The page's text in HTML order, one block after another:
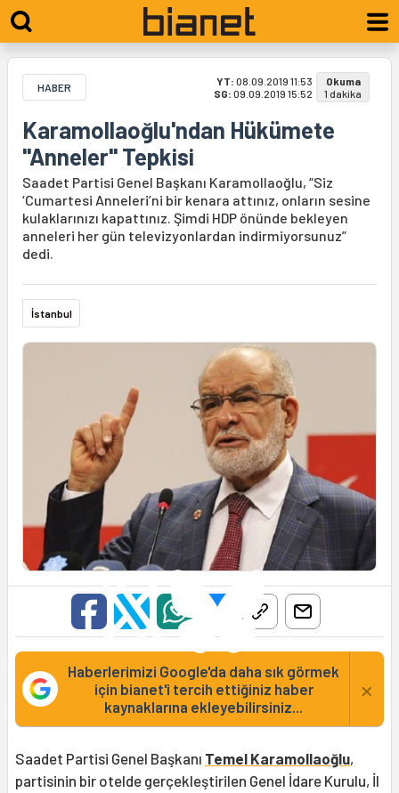
HABER YT: 08.09.2019 11:53
SG: 09.09.2019 15:52
Okuma
1 dakika
Karamollaoğlu'ndan Hükümete
"Anneler" Tepkisi
Saadet Partisi Genel Başkanı Karamollaoğlu, “Siz
‘Cumartesi Anneleri’ni bir kenara attınız, onların sesine
kulaklarınızı kapattınız. Şimdi HDP önünde bekleyen
anneleri her gün televizyonlardan indirmiyorsunuz”
dedi.
İstanbul
Haberlerimizi Google'da daha sık görmek
için bianet'i tercih ettiğiniz haber
kaynaklarına ekleyebilirsiniz...
×
Saadet Partisi Genel Başkanı Temel Karamollaoğlu,
partisinin bir otelde gerçekleştirilen Genel İdare Kurulu, İl